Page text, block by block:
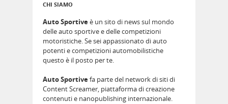
CHI SIAMO
Auto Sportiveè un sito di news sul mondo
delle auto sportive e delle competizioni
motoristiche. Se sei appassionato di auto
potenti e competizioni automobilistiche
questo è il posto per te.
Auto Sportivefa parte del network di siti di
Content Screamer, piattaforma di creazione
contenuti e nanopublishing internazionale.